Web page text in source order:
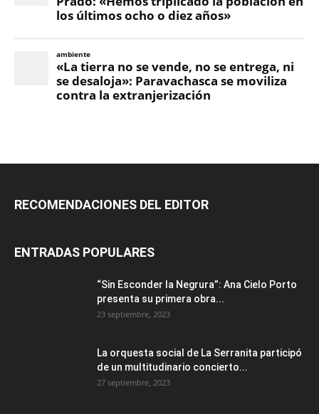
RECOMENDACIONES DEL EDITOR
ENTRADAS POPULARES
“Sin Esconder la Negrura”: Ana Cielo Porto
presenta su primera obra...
23 septiembre, 2023
La orquesta social de La Serranita participó
de un multitudinario concierto...
27 septiembre, 2023